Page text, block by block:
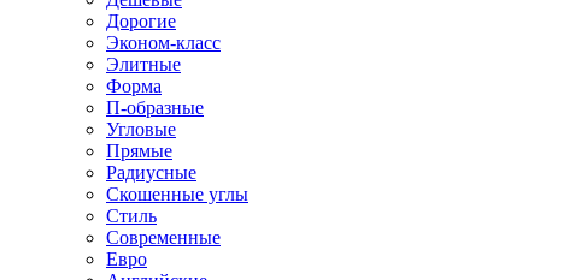
Дорогие
Эконом-класс
Элитные
Форма
П-образные
Угловые
Прямые
Радиусные
Скошенные углы
Стиль
Современные
Евро